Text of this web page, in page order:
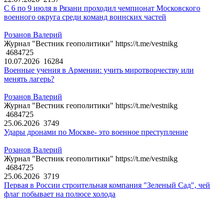
С 6 по 9 июля в Рязани проходил чемпионат Московского
военного округа среди команд воинских частей
Розанов Валерий
Журнал "Вестник геополитики" https://t.me/vestnikg
4684725
10.07.2026 16284
Военные учения в Армении: учить миротворчеству или
менять лагерь?
Розанов Валерий
Журнал "Вестник геополитики" https://t.me/vestnikg
4684725
25.06.2026 3749
Удары дронами по Москве- это военное преступление
Розанов Валерий
Журнал "Вестник геополитики" https://t.me/vestnikg
4684725
25.06.2026 3719
Первая в России строительная компания "Зеленый Сад", чей
флаг побывает на полюсе холода